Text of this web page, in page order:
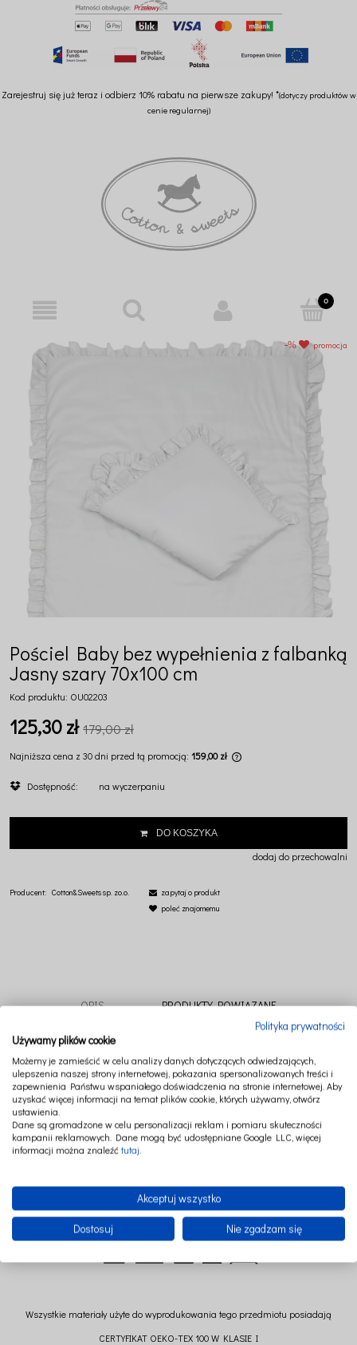
Zarejestruj się już teraz i odbierz 10% rabatu na pierwsze zakupy! *(dotyczy produktów w
cenie regularnej)
promocja
Pościel Baby bez wypełnienia z falbanką
Jasny szary 70x100 cm
Kod produktu: OU02203
125,30 zł 179,00 zł
Najniższa cena z 30 dni przed tą promocją: 159,00 zł
sprzedaży.
Dostępność: na wyczerpaniu
DO KOSZYKA
dodaj do przechowalni
Producent: Cotton&Sweets sp. zo.o.
zapytaj o produkt
poleć znajomemu
OPIS PRODUKTY POWIĄZANE
Przepiękna pościel dziecięca wykonana z bawełny satynowej wykończona
falbanką zapewni Twojemu dziecku najpiękniejsze sny.
Pościel bez wypełnienia.
Wymiary poduszki: 40 cm x 45 cm (+/- 2cm)
Skład: 100 % bawełna,
Wszystkie materiały użyte do wyprodukowania tego przedmiotu posiadają
CERTYFIKAT OEKO-TEX 100 W KLASIE I
Polityka prywatności
Używamy plików cookie
Możemy je zamieścić w celu analizy danych dotyczących odwiedzających,
ulepszenia naszej strony internetowej, pokazania spersonalizowanych treści i
zapewnienia Państwu wspaniałego doświadczenia na stronie internetowej. Aby
uzyskać więcej informacji na temat plików cookie, których używamy, otwórz
ustawienia.
Dane są gromadzone w celu personalizacji reklam i pomiaru skuteczności
kampanii reklamowych. Dane mogą być udostępniane Google LLC, więcej
informacji można znaleźć tutaj
Akceptuj wszystko
Dostosuj Nie zgadzam się